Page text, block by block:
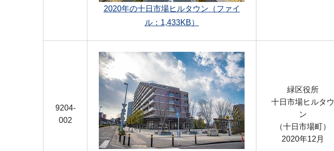
2020年の十日市場ヒルタウン（ファイ
ル：1,433KB）
9204-
002
緑区役所
十日市場ヒルタウ
ン
（十日市場町）
2020年12月